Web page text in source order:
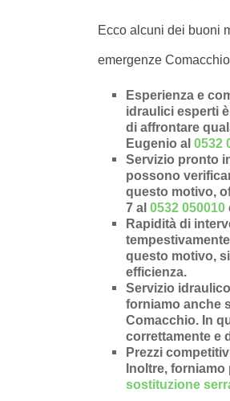
Ecco alcuni dei buoni
emergenze Comacchio
Esperienza e
idraulici esperti
di affrontare
Eugenio al 0532
Servizio pronto
possono
questo motivo,
7 al 0532 050010
Rapidità di
tempestivamente
questo motivo,
efficienza.
Servizio
forniamo anche
Comacchio. In
correttamente e
Prezzi
Inoltre,
sostituzione